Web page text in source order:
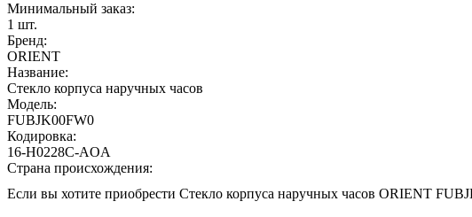
Минимальный заказ:
1 шт.
Бренд:
ORIENT
Название:
Стекло корпуса наручных часов
Модель:
FUBJK00FW0
Кодировка:
16-H0228C-AOA
Страна происхождения:
Если вы хотите приобрести Стекло корпуса наручных часов ORIENT